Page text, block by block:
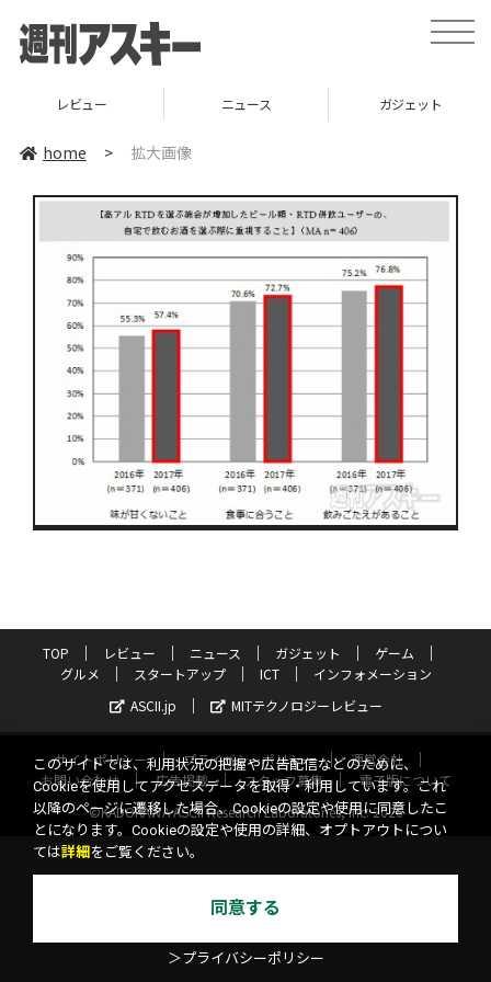
toggle
レビュー ニュース ガジェット
home > 拡大画像
TOP レビュー ニュース ガジェット
ゲーム
グルメ
スタートアップ ICT
インフォメーション
ASCII.jp
MITテクノロジーレビュー
サイトポリシー プライバシーポリシー
運営会社
お問い合わせ
広告掲載 スタッフ募集
電子版について
©KADOKAWA ASCII Research Laboratories, Inc. 2026
このサイトでは、利用状況の把握や広告配信などのために、
Cookieを使用してアクセスデータを取得・利用しています。これ
以降のページに遷移した場合、Cookieの設定や使用に同意したこ
とになります。Cookieの設定や使用の詳細、オプトアウトについ
ては詳細 をご覧ください。
同意する
＞プライバシーポリシー